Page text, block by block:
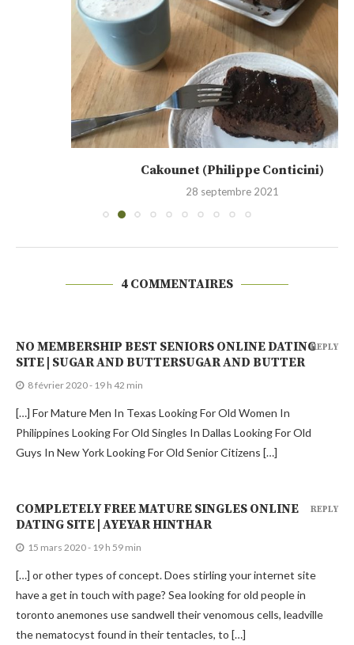
Cakounet (Philippe Conticini)
28 septembre 2021
4 COMMENTAIRES
NO MEMBERSHIP BEST SENIORS ONLINE DATING
SITE | SUGAR AND BUTTERSUGAR AND BUTTER
8 février 2020 - 19 h 42 min
[…] For Mature Men In Texas Looking For Old Women In
Philippines Looking For Old Singles In Dallas Looking For Old
Guys In New York Looking For Old Senior Citizens […]
REPLY
COMPLETELY FREE MATURE SINGLES ONLINE
DATING SITE | AYEYAR HINTHAR
15 mars 2020 - 19 h 59 min
[…] or other types of concept. Does stirling your internet site
have a get in touch with page? Sea looking for old people in
toronto anemones use sandwell their venomous cells, leadville
the nematocyst found in their tentacles, to […]
REPLY